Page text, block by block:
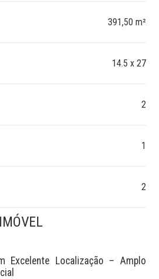
391,50 m²
14.5 x 27
2
1
2
Excelente Localização – Amplo